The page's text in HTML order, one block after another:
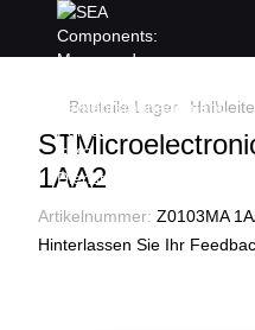
Bauteile Lager
1AA2
Artikelnummer: Z0103MA
Hinterlassen Sie Ihr